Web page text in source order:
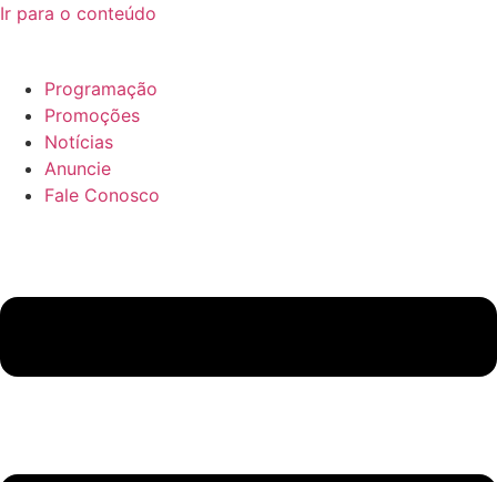
Ir para o conteúdo
Programação
Promoções
Notícias
Anuncie
Fale Conosco